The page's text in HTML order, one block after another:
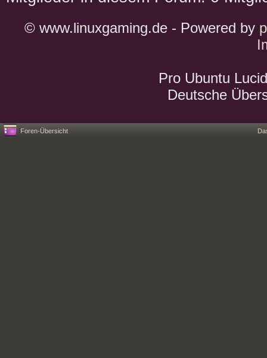
© www.linuxgaming.de - Powered by
Pro Ubuntu
Deutsche
Foren-Übersicht